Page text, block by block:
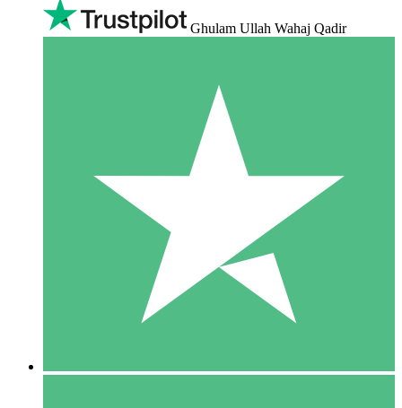
Ghulam Ullah Wahaj Qadir